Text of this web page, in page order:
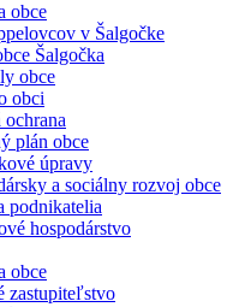
obce
v Šalgočke
Šalgočka
obce
obci
plán obce
úpravy
a sociálny rozvoj obce
podnikatelia
hospodárstvo
obce
zastupiteľstvo